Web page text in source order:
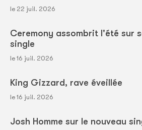
le 22 juil. 2026
Ceremony assombrit l'été sur
single
le 16 juil. 2026
King Gizzard, rave éveillée
le 16 juil. 2026
Josh Homme sur le nouveau